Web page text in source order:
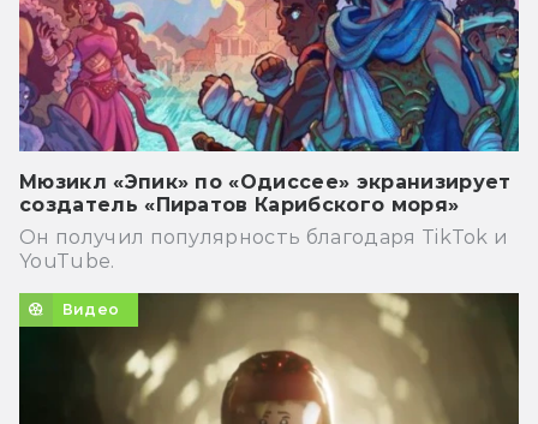
Мюзикл «Эпик» по «Одиссее» экранизирует
создатель «Пиратов Карибского моря»
Он получил популярность благодаря TikTok и
YouTube.
Видео